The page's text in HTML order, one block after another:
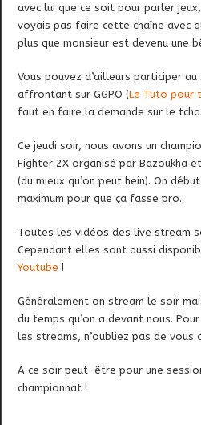
avec lui que ce soit pour parler
voyais pas faire cette chaîne avec
plus que monsieur est devenu une
Vous pouvez d’ailleurs participer
affrontant sur GGPO (Le Tuto pour
faut en faire la demande sur le
Ce jeudi soir, nous avons un
Fighter 2X organisé par Bazoukha
(du mieux qu’on peut hein). On
maximum pour que ça fasse pro.
Toutes les vidéos des live stream
Cependant elles sont aussi
Youtube !
Généralement on stream le soir
du temps qu’on a devant nous.
les streams, n’oubliez pas de vous
A ce soir peut-être pour une
championnat !